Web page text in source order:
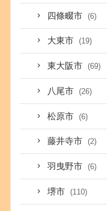
四條畷市 (6)
大東市 (19)
東大阪市 (69)
八尾市 (26)
松原市 (6)
藤井寺市 (2)
羽曳野市 (6)
堺市 (110)